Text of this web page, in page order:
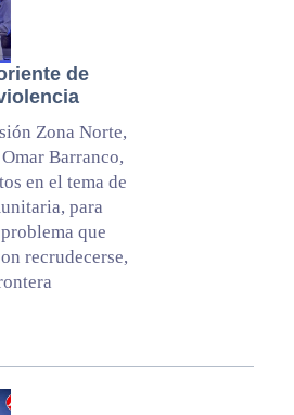
de
Zona Norte,
Barranco,
en el tema de
para
que
recrudecerse,